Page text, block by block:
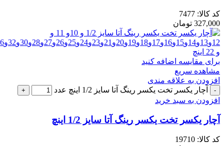
کد کالا: 7477
327,000 تومان
برای مقایسه اضافه کنید
مشاهده سریع
افزودن به علاقه مندی
آچار یکسر تخت یکسر رینگ آتا سایز 1/2 اینچ عدد
افزودن به سبد خرید
آچار یکسر تخت یکسر رینگ آتا سایز 1/2 اینچ
کد کالا: 19710